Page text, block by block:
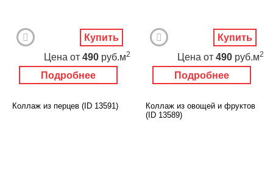
Подробнее
Цена от 490 руб.м2
Купить
Подробнее
Цена от 490 руб.м2
Купить
Коллаж из перцев (ID 13591)
Коллаж из овощей и фруктов
(ID 13589)